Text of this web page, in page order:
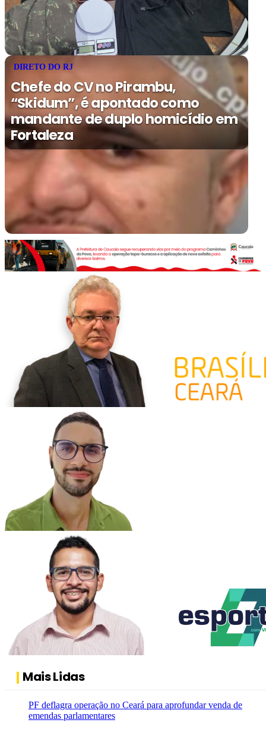
DIRETO DO RJ
Chefe do CV no Pirambu,
“Skidum”, é apontado como
mandante de duplo homicídio em
Fortaleza
Mais Lidas
PF deflagra operação no Ceará para aprofundar venda de
emendas parlamentares